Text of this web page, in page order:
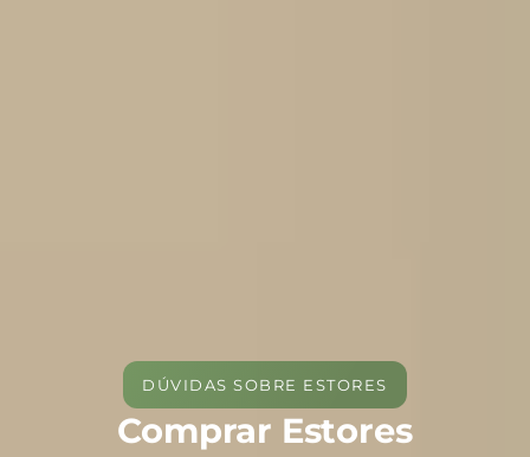
DÚVIDAS SOBRE ESTORES
Comprar Estores